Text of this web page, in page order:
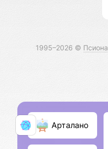
1995–2026 © Псиона
Арталано